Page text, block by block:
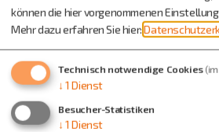
Weitere Informationen zur
Ausbildungsort: Kipfenberg
Berufsschulstandort: Ingolstadt
Übernahme möglich: ja
können die hier vorgenommenen
Mehr dazu erfahren Sie hier:
Technisch notwendige Cookies
↓ 1 Dienst
Besucher-Statistiken
↓ 1 Dienst